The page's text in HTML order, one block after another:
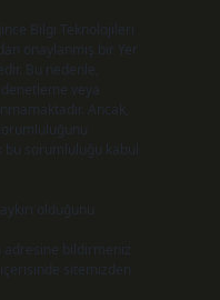
Bilgi Teknolojileri
onaylanmış bir Yer
Bu nedenle,
veya
Ancak,
bu sorumluluğu kabul
olduğunu
adresine bildirmeniz
sitemizden